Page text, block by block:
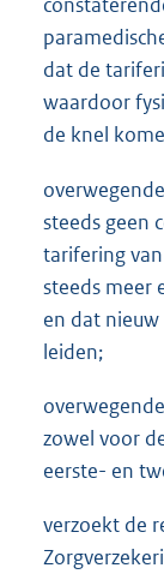
dat de
waardoor
de knel
steeds geen
tarifering
steeds meer
en dat
leiden;
zowel voor
eerste- en
verzoekt de